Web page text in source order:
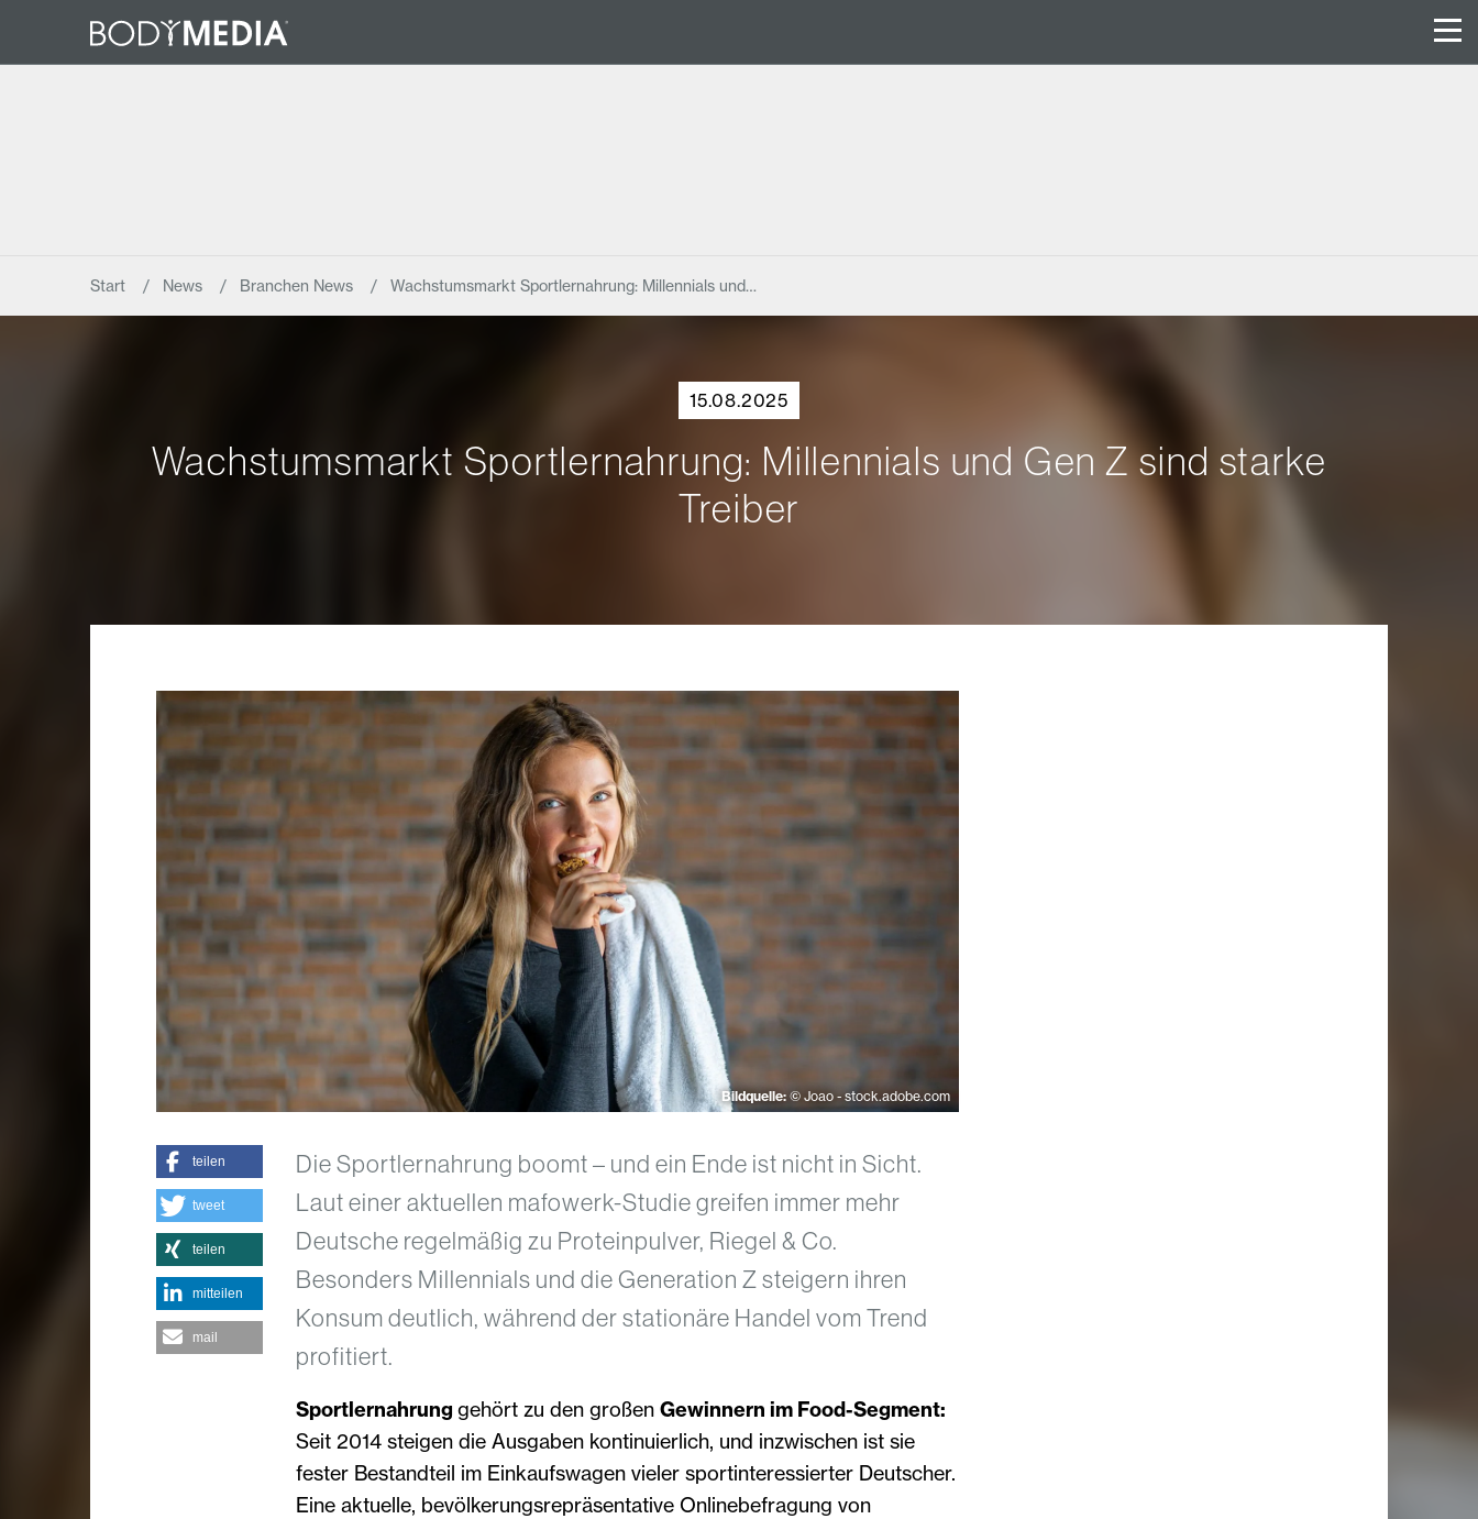
Start News Branchen News Wachstumsmarkt Sportlernahrung: Millennials und…
15.08.2025
Wachstumsmarkt Sportlernahrung: Millennials und Gen Z sind starke
Treiber
Bildquelle: © Joao - stock.adobe.com
Die Sportlernahrung boomt – und ein Ende ist nicht in Sicht.
Laut einer aktuellen mafowerk-Studie greifen immer mehr
Deutsche regelmäßig zu Proteinpulver, Riegel & Co.
Besonders Millennials und die Generation Z steigern ihren
Konsum deutlich, während der stationäre Handel vom Trend
profitiert.
Sportlernahrung gehört zu den großen Gewinnern im Food-Segment:
Seit 2014 steigen die Ausgaben kontinuierlich, und inzwischen ist sie
fester Bestandteil im Einkaufswagen vieler sportinteressierter Deutscher.
Eine aktuelle, bevölkerungsrepräsentative Onlinebefragung von
teilen
tweet
teilen
mitteilen
mail